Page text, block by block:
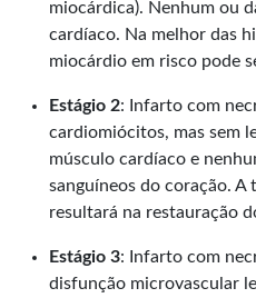
miocárdica). Nenhum ou
cardíaco. Na melhor das
miocárdio em risco pode
Estágio 2: Infarto com
cardiomiócitos, mas sem
músculo cardíaco e
sanguíneos do coração. A
resultará na restauração
Estágio 3: Infarto com
disfunção microvascular